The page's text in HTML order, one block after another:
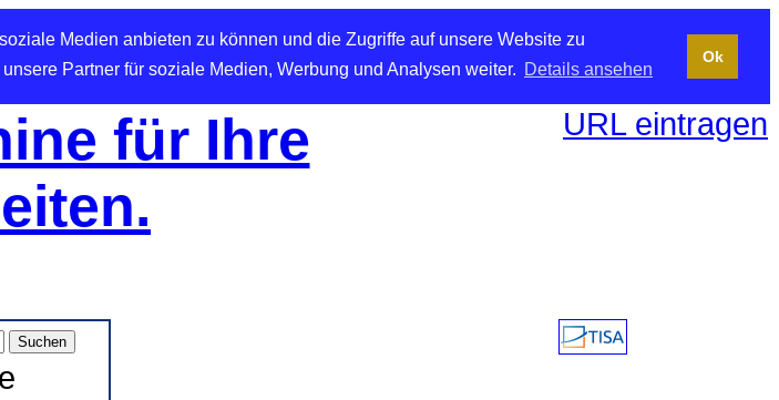
Medien anbieten zu können und die Zugriffe auf unsere Website zu
Partner für soziale Medien, Werbung und Analysen weiter. Details ansehen
Ok
für Ihre
URL eintragen